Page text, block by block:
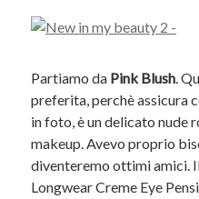
Partiamo da Pink Blush.
preferita, perchè assicura
in foto, è un delicato nude
makeup. Avevo proprio
diventeremo ottimi amici.
Longwear Creme Eye